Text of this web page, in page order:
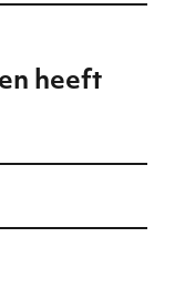
heeft